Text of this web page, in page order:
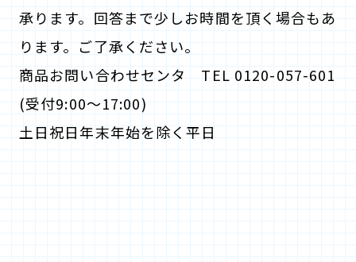
承ります。回答まで少しお時間を頂く場合もあ
ります。ご了承ください。
商品お問い合わせセンタ TEL 0120-057-601
(受付9:00～17:00)
土日祝日年末年始を除く平日